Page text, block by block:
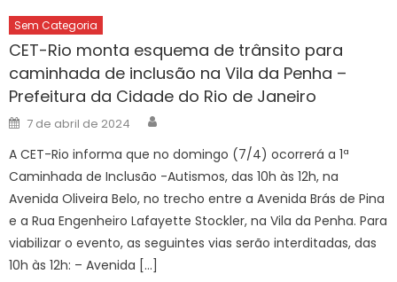
Sem Categoria
CET-Rio monta esquema de trânsito para
caminhada de inclusão na Vila da Penha –
Prefeitura da Cidade do Rio de Janeiro
Posted
on
7 de abril de 2024
A CET-Rio informa que no domingo (7/4) ocorrerá a 1ª
Caminhada de Inclusão -Autismos, das 10h às 12h, na
Avenida Oliveira Belo, no trecho entre a Avenida Brás de Pina
e a Rua Engenheiro Lafayette Stockler, na Vila da Penha. Para
viabilizar o evento, as seguintes vias serão interditadas, das
10h às 12h: – Avenida […]